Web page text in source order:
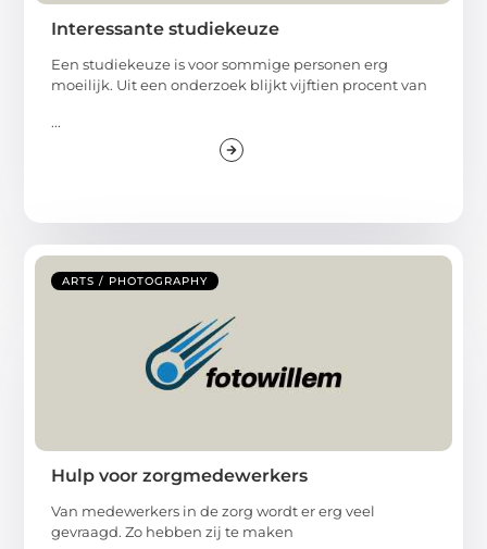
Interessante studiekeuze
Een studiekeuze is voor sommige personen erg
moeilijk. Uit een onderzoek blijkt vijftien procent van
...
ARTS / PHOTOGRAPHY
Hulp voor zorgmedewerkers
Van medewerkers in de zorg wordt er erg veel
gevraagd. Zo hebben zij te maken